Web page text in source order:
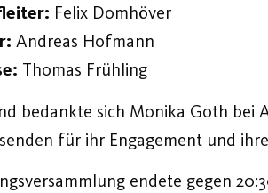
Felix Domhöver
Andreas Hofmann
Thomas Frühling
bedankte sich Monika Goth bei
für ihr Engagement und
endete gegen